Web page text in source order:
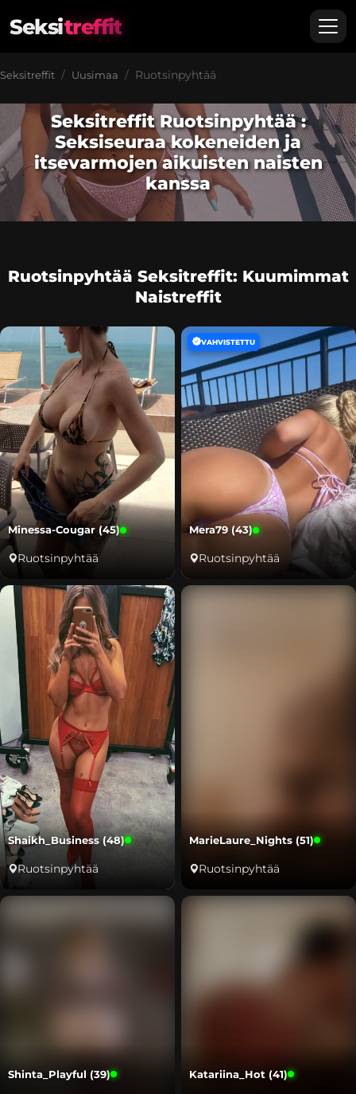
Seksitreffit
Seksitreffit Uusimaa Ruotsinpyhtää
Seksitreffit Ruotsinpyhtää :
Seksiseuraa kokeneiden ja
itsevarmojen aikuisten naisten
kanssa
Ruotsinpyhtää Seksitreffit: Kuumimmat
Naistreffit
Minessa-Cougar (45)
Ruotsinpyhtää
VAHVISTETTU
Mera79 (43)
Ruotsinpyhtää
Shaikh_Business (48)
Ruotsinpyhtää
MarieLaure_Nights (51)
Ruotsinpyhtää
Shinta_Playful (39) Katariina_Hot (41)